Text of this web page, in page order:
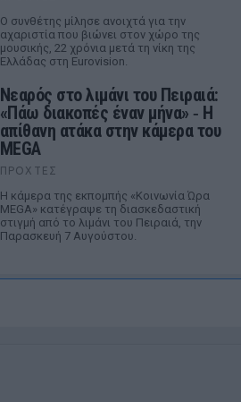
Ο συνθέτης μίλησε ανοιχτά για την
αχαριστία που βιώνει στον χώρο της
μουσικής, 22 χρόνια μετά τη νίκη της
Ελλάδας στη Eurovision.
Νεαρός στο λιμάνι του Πειραιά:
«Πάω διακοπές έναν μήνα» ‑ Η
απίθανη ατάκα στην κάμερα του
MEGA
ΠΡΟΧΤΈΣ
Η κάμερα της εκπομπής «Κοινωνία Ώρα
MEGA» κατέγραψε τη διασκεδαστική
στιγμή από το λιμάνι του Πειραιά, την
Παρασκευή 7 Αυγούστου.